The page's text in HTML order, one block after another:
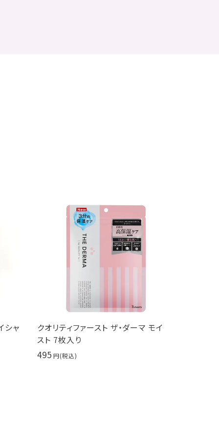
ティファースト ザ・ダーマ モイ
PureCure（ピュアキュア